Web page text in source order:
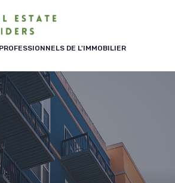
DE L'IMMOBILIER